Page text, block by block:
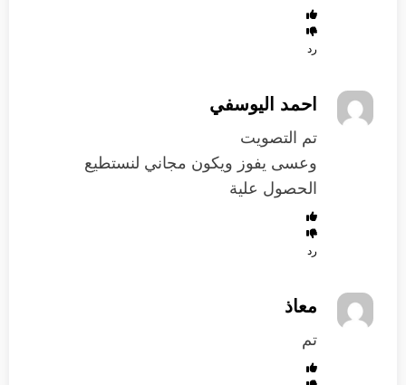
رد
احمد اليوسفي
تم التصويت
وعسى يفوز ويكون مجاني لنستطيع
الحصول علية
رد
معاذ
تم